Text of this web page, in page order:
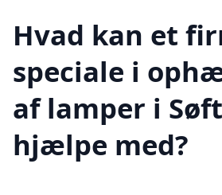
Hvad kan et
speciale i
af lamper i
hjælpe med?